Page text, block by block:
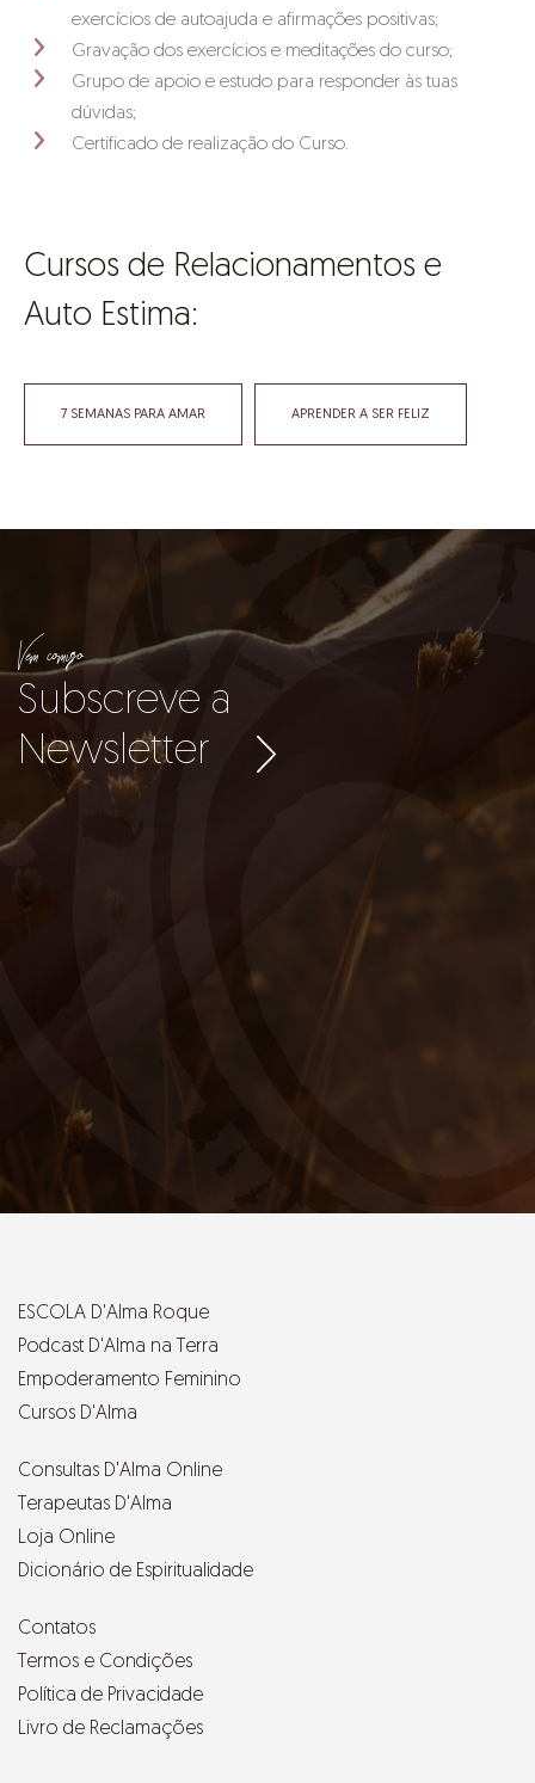
exercícios de autoajuda e afirmações positivas;
Gravação dos exercícios e meditações do curso;
Grupo de apoio e estudo para responder às tuas
dúvidas;
Certificado de realização do Curso.
Cursos de Relacionamentos e
Auto Estima:
7 SEMANAS PARA AMAR APRENDER A SER FELIZ
Vem comigo
Subscreve a
Newsletter
ESCOLA D'Alma Roque
Podcast D'Alma na Terra
Empoderamento Feminino
Cursos D'Alma
Consultas D'Alma Online
Terapeutas D'Alma
Loja Online
Dicionário de Espiritualidade
Contatos
Termos e Condições
Política de Privacidade
Livro de Reclamações